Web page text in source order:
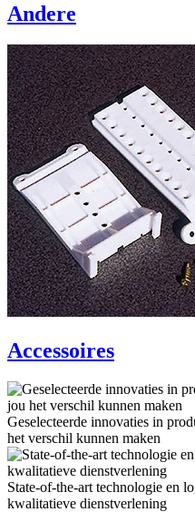
Andere
Accessoires
Geselecteerde innovaties in
het verschil kunnen maken
State-of-the-art technologie en
kwalitatieve dienstverlening